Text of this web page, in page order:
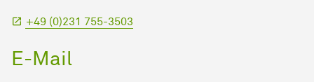
+49 (0)231 755-3503
E-Mail